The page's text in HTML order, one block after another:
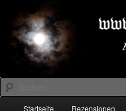
primären
Inhalt
springen
sekundären
Inhalt
springenDARK-
Suchen
Startseite Rezensionen